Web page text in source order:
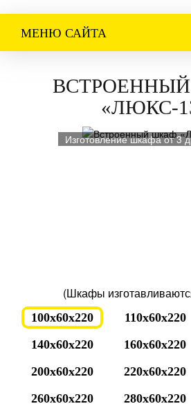
МЕНЮ САЙТА
«ЛЮКС-
Изготовление шкафа от 3
(Шкафы
100x60x220 110x60x220
140x60x220
160x60x220
200x60x220
220x60x220
260x60x220
280x60x220